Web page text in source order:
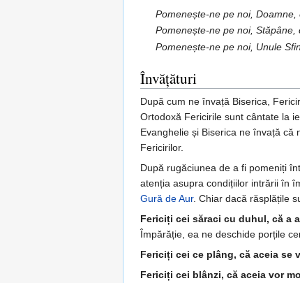
Pomenește-ne pe noi,
Pomenește-ne pe noi, Stăpâne,
Pomenește-ne pe noi, Unule
Învățături
După cum ne învață Biserica,
Ortodoxă Fericirile sunt cântate la
Evanghelie și Biserica ne învață
Fericirilor.
După rugăciunea de a fi pomeniți
atenția asupra condițiilor intrării în
Gură de Aur. Chiar dacă răsplățile
Fericiți cei săraci cu duhul, că a
Împărăție, ea ne deschide porțile
Fericiți cei ce plâng, că aceia se
Fericiți cei blânzi, că aceia vor